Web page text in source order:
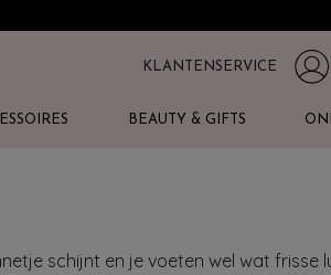
KLANTENSERVICE
BEAUTY & GIFTS
schijnt en je voeten wel wat frisse